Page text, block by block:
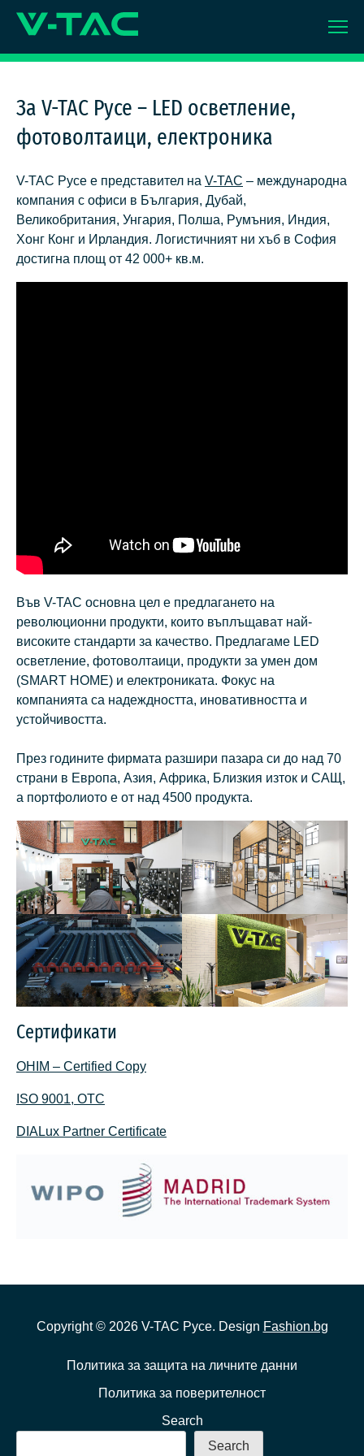
За V-TAC Русе – LED осветление,
фотоволтаици, електроника
V-TAC Русе е представител на V-TAC – международна
компания с офиси в България, Дубай,
Великобритания, Унгария, Полша, Румъния, Индия,
Хонг Конг и Ирландия. Логистичният ни хъб в София
достигна площ от 42 000+ кв.м.
Във V-TAC основна цел е предлагането на
революционни продукти, които въплъщават най-
високите стандарти за качество. Предлагаме LED
осветление, фотоволтаици, продукти за умен дом
(SMART HOME) и електрониката. Фокус на
компанията са надеждността, иновативността и
устойчивостта.
През годините фирмата разшири пазара си до над 70
страни в Европа, Азия, Африка, Близкия изток и САЩ,
а портфолиото е от над 4500 продукта.
Сертификати
OHIM – Certified Copy
ISO 9001, OTC
DIALux Partner Certificate
Copyright © 2026V-TAC Русе. Design Fashion.bg
Политика за защита на личните данни
Политика за поверителност
Search
Search